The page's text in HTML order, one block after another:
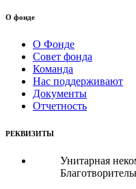
О фонде
О Фонде
Совет фонда
Команда
Нас поддерживают
Документы
Отчетность
РЕКВИЗИТЫ
Унитарная